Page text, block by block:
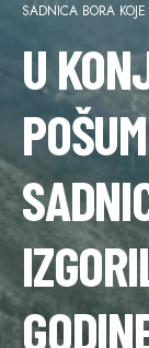
SADNICA BORA
U